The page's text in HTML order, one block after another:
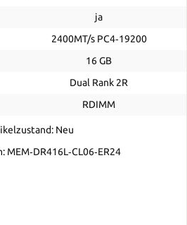
ja
2400MT/s PC4‑19200
16 GB
Dual Rank 2R
RDIMM
Neu
MEM‐DR416L‐CL06‐ER24